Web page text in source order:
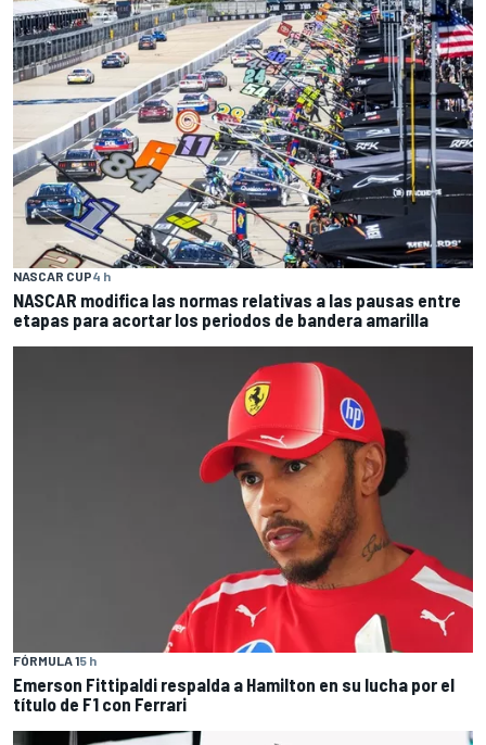
NASCAR CUP4 h
NASCAR modifica las normas relativas a las pausas entre
etapas para acortar los periodos de bandera amarilla
FÓRMULA 15 h
Emerson Fittipaldi respalda a Hamilton en su lucha por el
título de F1 con Ferrari